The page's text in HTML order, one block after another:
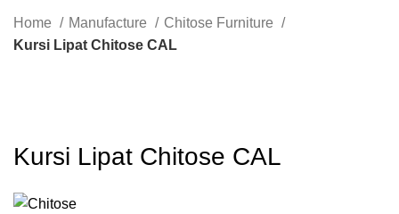
Home Manufacture
Chitose Furniture
Kursi Lipat Chitose CAL
Kursi Lipat Chitose CAL